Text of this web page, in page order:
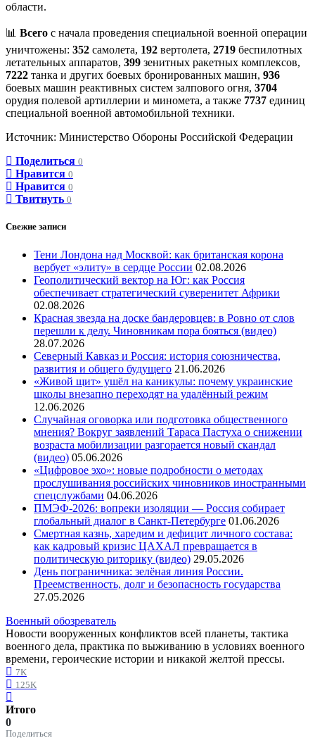
области.
📊 Всего с начала проведения специальной военной операции
уничтожены: 352 самолета, 192 вертолета, 2719 беспилотных
летательных аппаратов, 399 зенитных ракетных комплексов,
7222 танка и других боевых бронированных машин, 936
боевых машин реактивных систем залпового огня, 3704
орудия полевой артиллерии и миномета, а также 7737 единиц
специальной военной автомобильной техники.
Источник: Министерство Обороны Российской Федерации
Поделиться 0
Нравится 0
Нравится 0
Твитнуть 0
Свежие записи
Тени Лондона над Москвой: как британская корона
вербует «элиту» в сердце России 02.08.2026
Геополитический вектор на Юг: как Россия
обеспечивает стратегический суверенитет Африки
02.08.2026
Красная звезда на доске бандеровцев: в Ровно от слов
перешли к делу. Чиновникам пора бояться (видео)
28.07.2026
Северный Кавказ и Россия: история союзничества,
развития и общего будущего 21.06.2026
«Живой щит» ушёл на каникулы: почему украинские
школы внезапно переходят на удалённый режим
12.06.2026
Случайная оговорка или подготовка общественного
мнения? Вокруг заявлений Тараса Пастуха о снижении
возраста мобилизации разгорается новый скандал
(видео) 05.06.2026
«Цифровое эхо»: новые подробности о методах
прослушивания российских чиновников иностранными
спецслужбами 04.06.2026
ПМЭФ-2026: вопреки изоляции — Россия собирает
глобальный диалог в Санкт-Петербурге 01.06.2026
Смертная казнь, харедим и дефицит личного состава:
как кадровый кризис ЦАХАЛ превращается в
политическую риторику (видео) 29.05.2026
День пограничника: зелёная линия России.
Преемственность, долг и безопасность государства
27.05.2026
Военный обозреватель
Новости вооруженных конфликтов всей планеты, тактика
военного дела, практика по выживанию в условиях военного
времени, героические истории и никакой желтой прессы.
7K
125K
Итого
0
Поделиться